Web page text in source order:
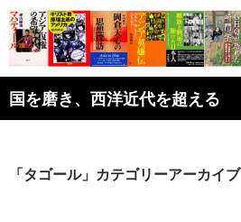
コ
ン
テ
ン
ツ
へ
国を磨き、西洋近代を超える
索
「タゴール」カテゴリーアーカイブ